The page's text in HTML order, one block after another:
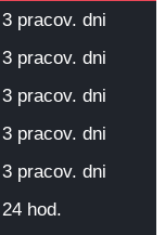
3 pracov. dni
3 pracov. dni
3 pracov. dni
3 pracov. dni
3 pracov. dni
24 hod.